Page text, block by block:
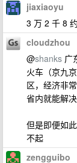
jiaxiaoyu
3 万 2 千 8
cloudzhou
@shanks 广
火车（京九
区，经济非
省内就能解
但是即便如
不起
zengguibo